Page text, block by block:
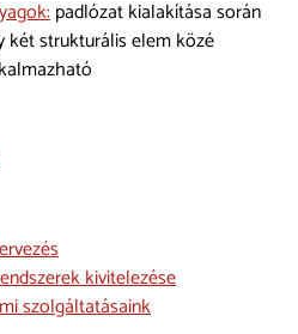
padlózat kialakítása során
két strukturális elem közé
kivitelezése
szolgáltatásaink